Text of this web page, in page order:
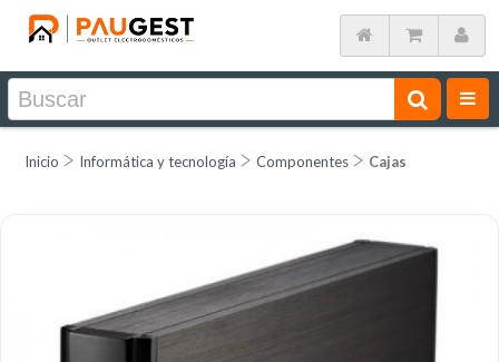
Inicio Informática y tecnología Componentes Cajas